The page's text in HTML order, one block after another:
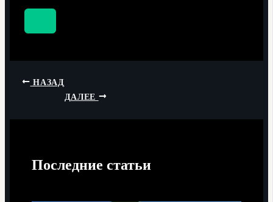
НАЗАД
ДАЛЕЕ
Последние статьи